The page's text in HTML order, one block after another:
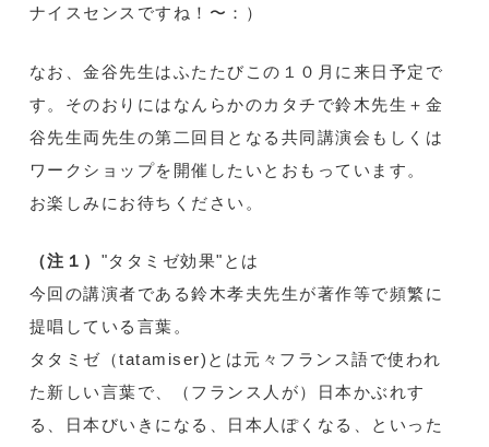
ナイスセンスですね！〜：）
なお、金谷先生はふたたびこの１０月に来日予定で
す。そのおりにはなんらかのカタチで鈴木先生＋金
谷先生両先生の第二回目となる共同講演会もしくは
ワークショップを開催したいとおもっています。
お楽しみにお待ちください。
（注１） "タタミゼ効果"とは
今回の講演者である鈴木孝夫先生が著作等で頻繁に
提唱している言葉。
タタミゼ（tatamiser)とは元々フランス語で使われ
た新しい言葉で、（フランス人が）日本かぶれす
る、日本びいきになる、日本人ぽくなる、といった